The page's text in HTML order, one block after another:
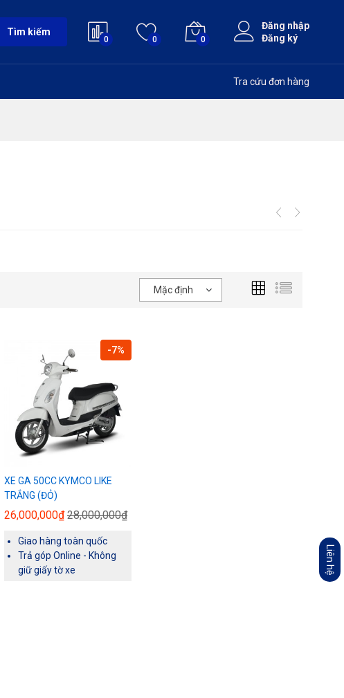
Tìm kiếm
0 0 0
Đăng nhập
Đăng ký
Tra cứu đơn hàng
Mặc định
-7%
XE GA 50CC KYMCO LIKE
TRẮNG (ĐỎ)
26,000,000₫28,000,000₫
Giao hàng toàn quốc
Trả góp Online - Không
giữ giấy tờ xe
Liên hệ